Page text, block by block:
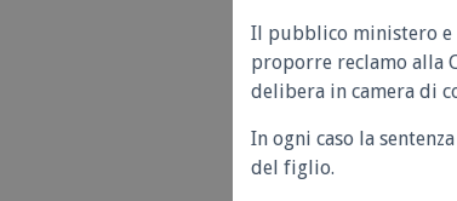
Il pubblico ministero e
proporre reclamo alla
delibera in camera di
In ogni caso la
del figlio.